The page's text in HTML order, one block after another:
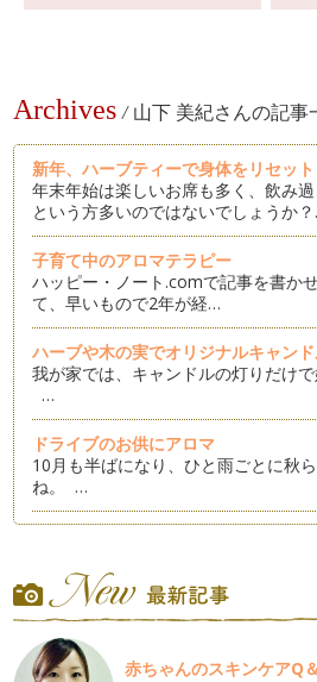
Archives / 山下 美紀さんの記事
新年、ハーブティーで身体をリセット
年末年始は楽しいお席も多く、飲み
という方多いのではないでしょうか
子育て中のアロマテラピー
ハッピー・ノート.comで記事を書か
て、早いもので2年が経…
ハーブや木の実でオリジナルキャンド
我が家では、キャンドルの灯りだけで
…
ドライブのお供にアロマ
10月も半ばになり、ひと雨ごとに秋
ね。 …
なさん楽しい夏を過ごされましたでし…
アロマでエコ＆クールビズ
平年より15日、昨年と比べると19日
地方、 早くも夏到来。 猛暑が続…
赤ちゃんのスキンケアQ